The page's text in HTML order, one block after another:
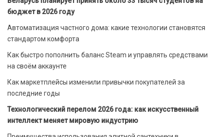
бюджет в 2026 году
Автоматизация частного дома: какие технологии становятся
стандартом комфорта
Как быстро пополнить баланс Steam и управлять средствами
на своём аккаунте
Как маркетплейсы изменили привычки покупателей за
последние годы
Технологический перелом 2026 года: как искусственный
интеллект меняет мировую индустрию